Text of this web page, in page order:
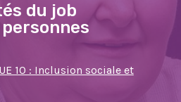
du job
10 : Inclusion sociale et